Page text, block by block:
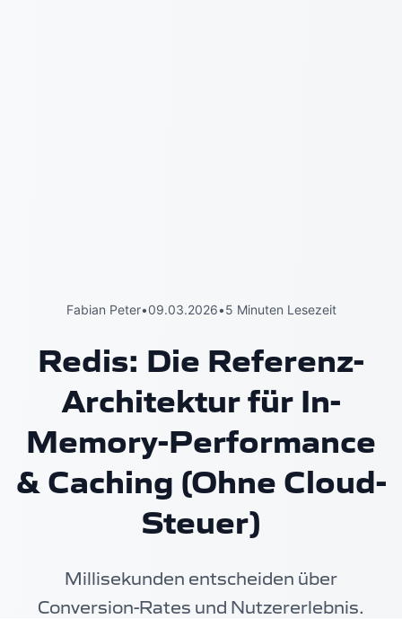
Fabian Peter•09.03.2026•5 Minuten Lesezeit
Redis: Die Referenz-
Architektur für In-
Memory-Performance
& Caching (Ohne Cloud-
Steuer)
Millisekunden entscheiden über
Conversion-Rates und Nutzererlebnis.